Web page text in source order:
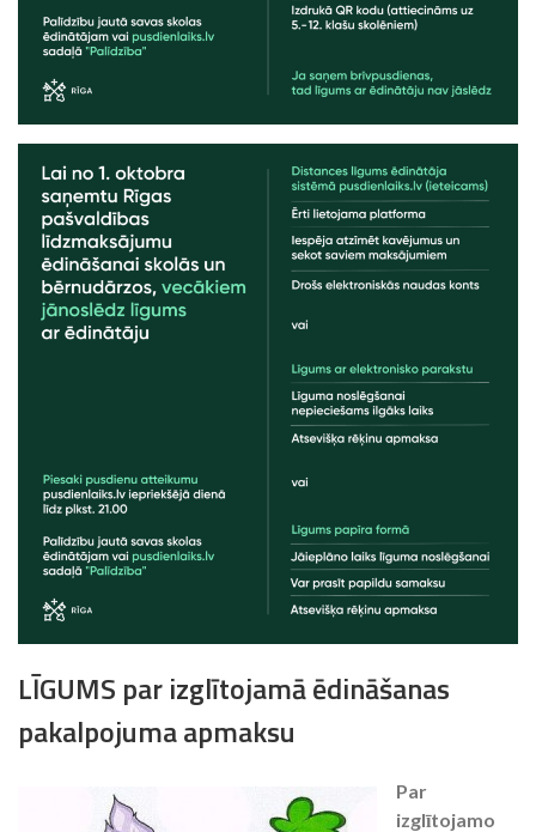
LĪGUMS par izglītojamā ēdināšanas
pakalpojuma apmaksu
Par
izglītojamo